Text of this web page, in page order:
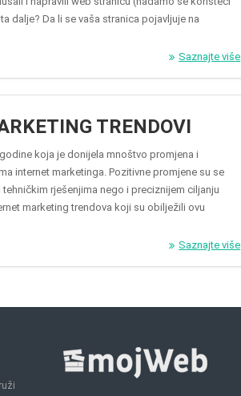
dalje? Da li se vaša stranica pojavljuje na
Saznajte više
TRENDOVI
koja je donijela mnoštvo promjena i
internet marketinga. Pozitivne promjene su se
rješenjima nego i preciznijem ciljanju
marketing trendova koji su obilježili ovu
Saznajte više